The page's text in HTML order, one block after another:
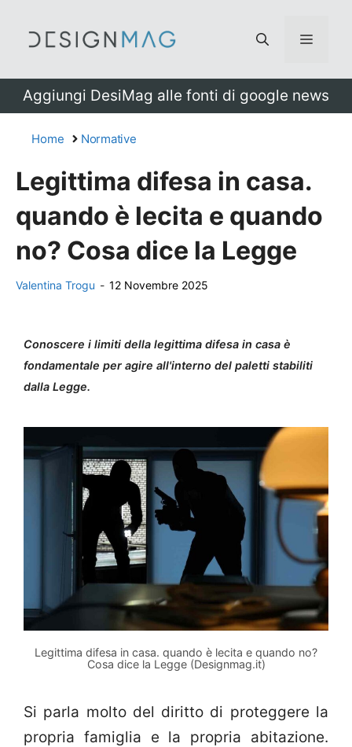
Menu
Aggiungi DesiMag alle fonti di google news
Home Normative
Legittima difesa in casa.
quando è lecita e quando
no? Cosa dice la Legge
Valentina Trogu - 12 Novembre 2025
Conoscere i limiti della legittima difesa in casa è
fondamentale per agire all'interno del paletti stabiliti
dalla Legge.
Legittima difesa in casa. quando è lecita e quando no?
Cosa dice la Legge (Designmag.it)
Si parla molto del diritto di proteggere la
propria famiglia e la propria abitazione.